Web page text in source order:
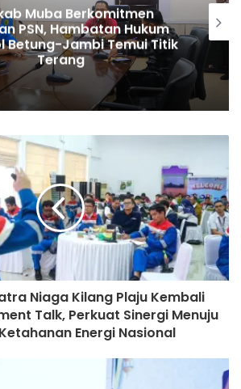
Muba Berkomitmen
PSN, Hambatan Hukum
Betung-Jambi Temui Titik
Terang
Niaga Kilang Plaju Kembali
Talk, Perkuat Sinergi Menuju
Energi Nasional